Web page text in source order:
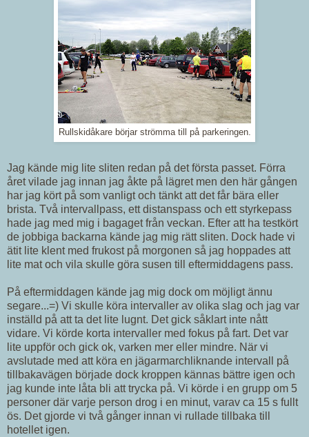
Rullskidåkare börjar strömma till på parkeringen.
Jag kände mig lite sliten redan på det första passet. Förra
året vilade jag innan jag åkte på lägret men den här gången
har jag kört på som vanligt och tänkt att det får bära eller
brista. Två intervallpass, ett distanspass och ett styrkepass
hade jag med mig i bagaget från veckan. Efter att ha testkört
de jobbiga backarna kände jag mig rätt sliten. Dock hade vi
ätit lite klent med frukost på morgonen så jag hoppades att
lite mat och vila skulle göra susen till eftermiddagens pass.
På eftermiddagen kände jag mig dock om möjligt ännu
segare...=) Vi skulle köra intervaller av olika slag och jag var
inställd på att ta det lite lugnt. Det gick såklart inte nått
vidare. Vi körde korta intervaller med fokus på fart. Det var
lite uppför och gick ok, varken mer eller mindre. När vi
avslutade med att köra en jägarmarchliknande intervall på
tillbakavägen började dock kroppen kännas bättre igen och
jag kunde inte låta bli att trycka på. Vi körde i en grupp om 5
personer där varje person drog i en minut, varav ca 15 s fullt
ös. Det gjorde vi två gånger innan vi rullade tillbaka till
hotellet igen.